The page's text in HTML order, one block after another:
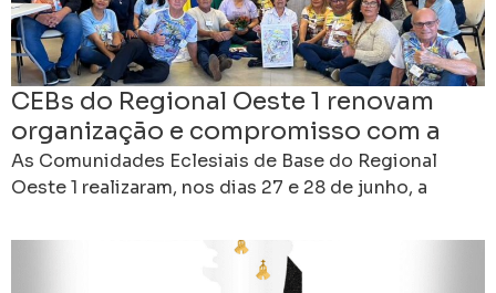
CEBs do Regional Oeste 1 renovam
organização e compromisso com a
missão
As Comunidades Eclesiais de Base do Regional
Oeste 1 realizaram, nos dias 27 e 28 de junho, a